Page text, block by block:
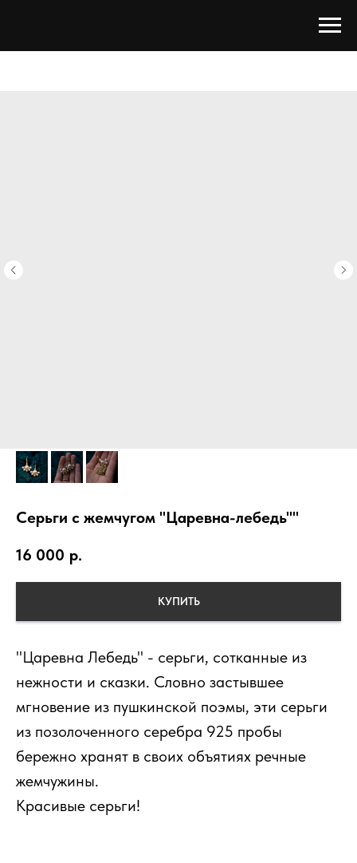
Серьги с жемчугом "Царевна-лебедь""
16 000 р.
КУПИТЬ
"Царевна Лебедь" - серьги, сотканные из
нежности и сказки. Словно застывшее
мгновение из пушкинской поэмы, эти серьги
из позолоченного серебра 925 пробы
бережно хранят в своих объятиях речные
жемчужины.
Красивые серьги!